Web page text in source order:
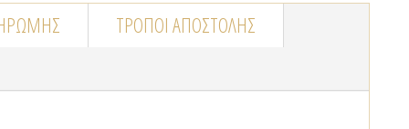
ΤΡΌΠΟΙ ΑΠΟΣΤΟΛΉΣ